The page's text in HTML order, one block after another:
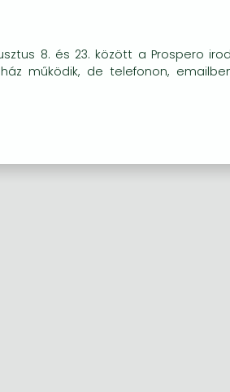
8. és 23. között a Prospero
működik, de telefonon,
kat (sütiket) használunk,
részére.